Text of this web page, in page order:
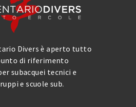
Divers è aperto tutto
di riferimento
subacquei tecnici e
e scuole sub.